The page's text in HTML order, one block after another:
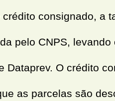
consignado, a
pelo CNPS,
Dataprev. O crédito
as parcelas são